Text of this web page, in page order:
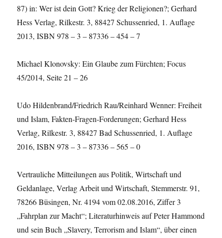
87) in: Wer ist dein Gott? Krieg der Religionen?; Gerhard
Hess Verlag, Rilkestr. 3, 88427 Schussenried, 1. Auflage
2013, ISBN 978 – 3 – 87336 – 454 – 7
Michael Klonovsky: Ein Glaube zum Fürchten; Focus
45/2014, Seite 21 – 26
Udo Hildenbrand/Friedrich Rau/Reinhard Wenner: Freiheit
und Islam, Fakten-Fragen-Forderungen; Gerhard Hess
Verlag, Rilkestr. 3, 88427 Bad Schussenried, 1. Auflage
2016, ISBN 978 – 3 – 87336 – 565 – 0
Vertrauliche Mitteilungen aus Politik, Wirtschaft und
Geldanlage, Verlag Arbeit und Wirtschaft, Stemmerstr. 91,
78266 Büsingen, Nr. 4194 vom 02.08.2016, Ziffer 3
„Fahrplan zur Macht“; Literaturhinweis auf Peter Hammond
und sein Buch „Slavery, Terrorism and Islam“, über einen